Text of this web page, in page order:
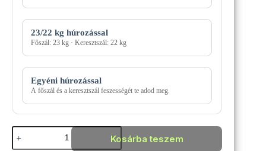
23/22 kg húrozással
Főszál: 23 kg · Keresztszál: 22 kg
Egyéni húrozással
A főszál és a keresztszál feszességét te adod meg.
Babolat
Pure
Kosárba teszem